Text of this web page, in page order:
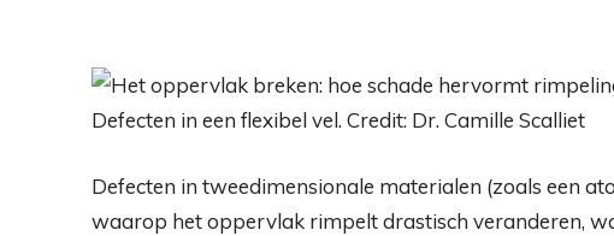
Defecten in een flexibel vel. Credit: Dr. Camille Scalliet
Defecten in tweedimensionale materialen (zoals een
waarop het oppervlak rimpelt drastisch veranderen,